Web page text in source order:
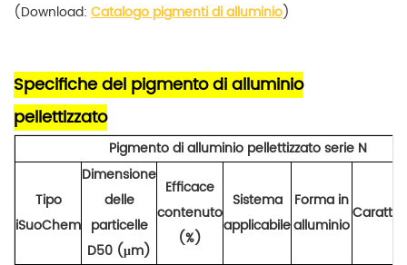
(Download: Catalogo pigmenti di alluminio)
Specifiche del pigmento di alluminio
pellettizzato
Pigmento di alluminio pellettizzato serie N
Tipo
iSuoChem
Dimensione
delle
particelle
D50 (μm)
Efficace
contenuto
(%)
Sistema
applicabile
Forma in
alluminio